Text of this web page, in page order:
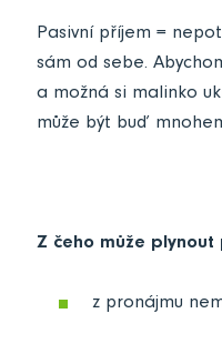
Pasivní příjem =
sám od sebe.
a možná si malinko
může být buď
Z čeho může plynout
z pronájmu